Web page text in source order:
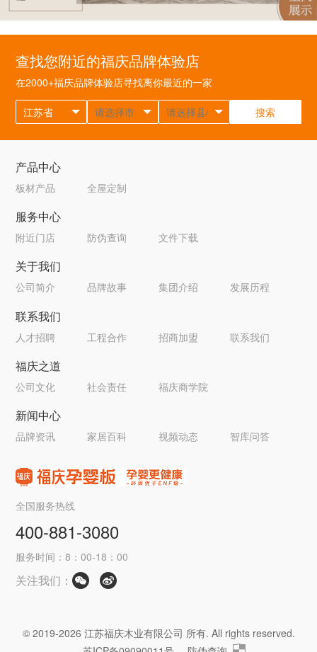
查找您附近的福庆品牌体验店
在2000+福庆品牌体验店寻找离你最近的一家
搜索
产品中心
板材产品 全屋定制
服务中心
附近门店 防伪查询 文件下载
关于我们
公司简介 品牌故事 集团介绍 发展历程
联系我们
人才招聘 工程合作 招商加盟 联系我们
福庆之道
公司文化 社会责任 福庆商学院
新闻中心
品牌资讯 家居百科 视频动态 智库问答
全国服务热线
400-881-3080
服务时间：8：00-18：00
关注我们：
© 2019-2026 江苏福庆木业有限公司 所有. All rights reserved.